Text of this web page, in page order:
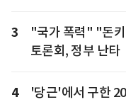
3
"국가 폭력" "돈
토론회, 정부 난타
4 '당근'에서 구한